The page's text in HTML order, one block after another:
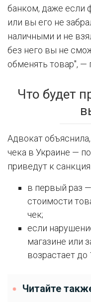
банком, даже если
или вы его не
наличными и не
без него вы не
обменять товар", —
Что будет
Адвокат
чека в Украине —
приведут к
в первый раз
стоимости
чек;
если
магазине или
возрастает до
Читайте